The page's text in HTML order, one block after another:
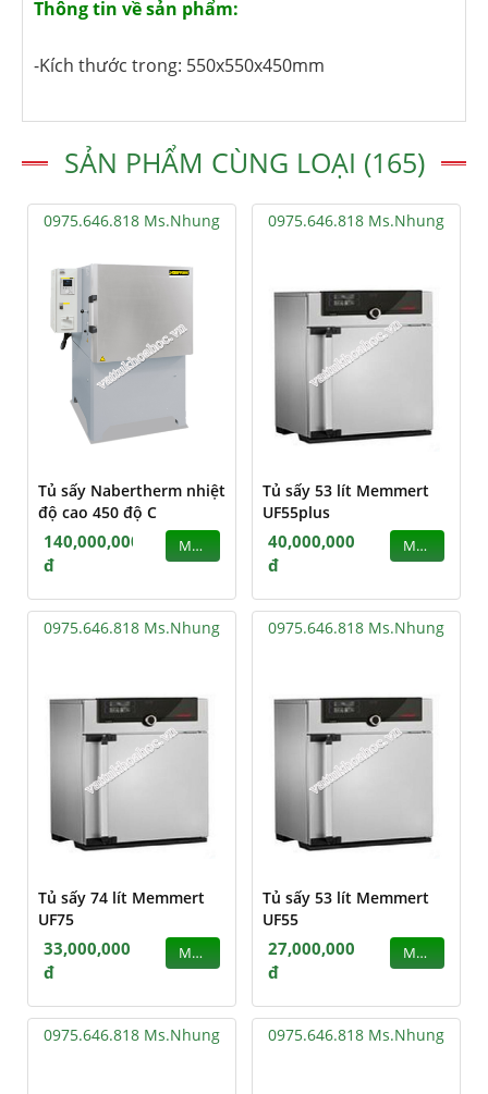
Thông tin về sản phẩm:
-Kích thước trong: 550x550x450mm
SẢN PHẨM CÙNG LOẠI (165)
0975.646.818 Ms.Nhung
Tủ sấy Nabertherm nhiệt
độ cao 450 độ C
140,000,000
đ
MUA
0975.646.818 Ms.Nhung
Tủ sấy 53 lít Memmert
UF55plus
40,000,000
đ
MUA
0975.646.818 Ms.Nhung
Tủ sấy 74 lít Memmert
UF75
33,000,000
đ
MUA
0975.646.818 Ms.Nhung
Tủ sấy 53 lít Memmert
UF55
27,000,000
đ
MUA
0975.646.818 Ms.Nhung 0975.646.818 Ms.Nhung